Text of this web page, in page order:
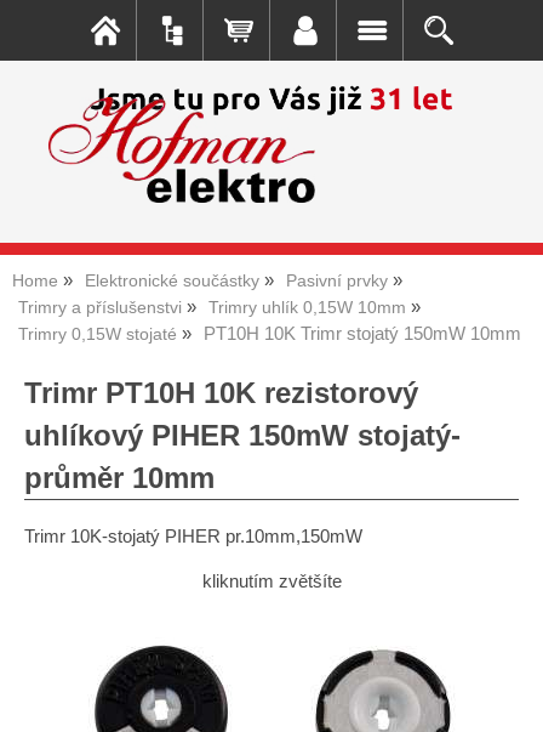
Home Elektronické součástky
Pasivní prvky
Trimry a příslušenstvi
Trimry uhlík 0,15W 10mm
Trimry 0,15W stojaté
PT10H 10K Trimr stojatý 150mW 10mm
Trimr PT10H 10K rezistorový
uhlíkový PIHER 150mW stojatý-
průměr 10mm
Trimr 10K-stojatý PIHER pr.10mm,150mW
kliknutím zvětšíte